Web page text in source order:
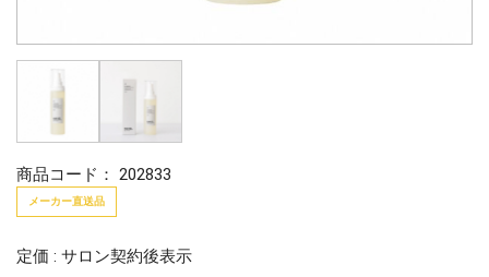
商品コード： 202833
メーカー直送品
定価 : サロン契約後表示